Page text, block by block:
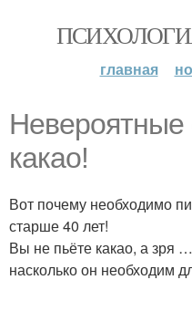
главная
какао!
Вот почему необходимо
старше 40 лет!
Вы не пьёте какао, а зря
насколько он необходим